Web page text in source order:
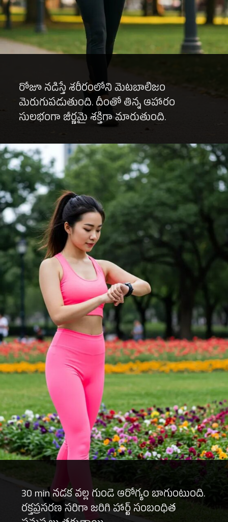
రోజూ నడిస్తే శరీరంలోని మెటబాలిజం
మెరుగుపడుతుంది. దీంతో తిన్న ఆహారం
సులభంగా జీర్ణమై శక్తిగా మారుతుంది.
30 min నడక వల్ల గుండె ఆరోగ్యం బాగుంటుంది.
రక్తప్రసరణ సరిగా జరిగి హార్ట్ సంబంధిత